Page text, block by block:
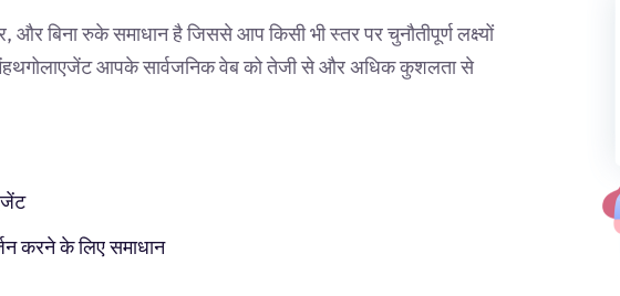
और बिना रुके समाधान है जिससे आप किसी भी स्तर पर चुनौतीपूर्ण लक्ष्यों
आपके सार्वजनिक वेब को तेजी से और अधिक कुशलता से
करने के लिए समाधान